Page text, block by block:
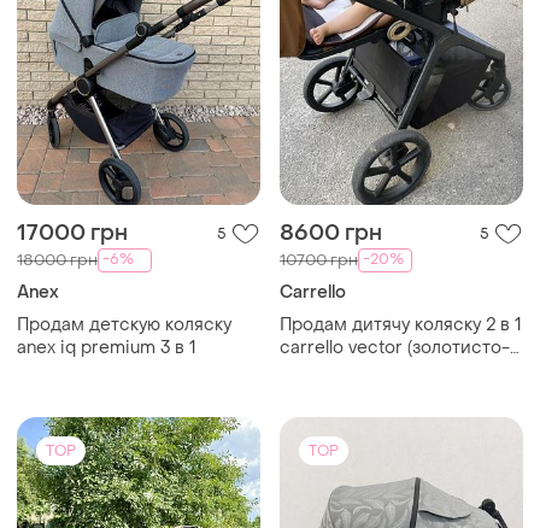
17000 грн 5
18000 грн -6%
Anex
Продам детскую коляску
anex iq premium 3 в 1
8600 грн 5
10700 грн -20%
Carrello
Продам дитячу коляску 2 в 1
carrello vector (золотисто-
TOP TOP